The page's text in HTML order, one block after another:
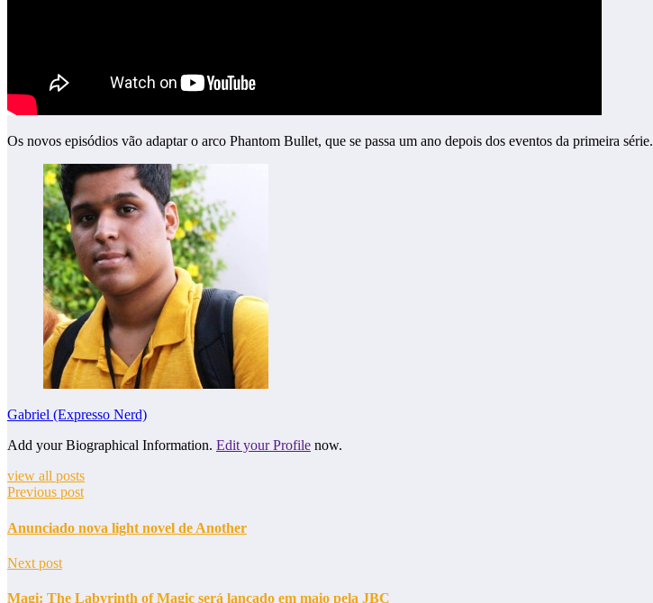
Os novos episódios vão adaptar o arco Phantom Bullet, que se passa um ano depois dos eventos da primeira série.
Gabriel (Expresso Nerd)
Add your Biographical Information. Edit your Profile now.
view all posts
Previous post
Anunciado nova light novel de Another
Next post
Magi: The Labyrinth of Magic será lançado em maio pela JBC